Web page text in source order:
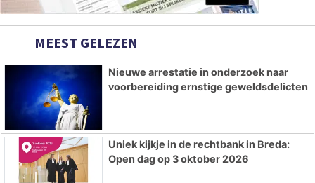
MEEST GELEZEN
Nieuwe arrestatie in onderzoek naar
voorbereiding ernstige geweldsdelicten
Uniek kijkje in de rechtbank in Breda:
Open dag op 3 oktober 2026